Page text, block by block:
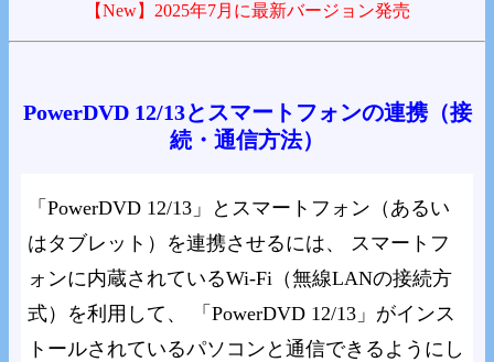
【New】2025年7月に最新バージョン発売
PowerDVD 12/13とスマートフォンの連携（接
続・通信方法）
「PowerDVD 12/13」とスマートフォン（あるい
はタブレット）を連携させるには、 スマートフ
ォンに内蔵されているWi-Fi（無線LANの接続方
式）を利用して、 「PowerDVD 12/13」がインス
トールされているパソコンと通信できるようにし